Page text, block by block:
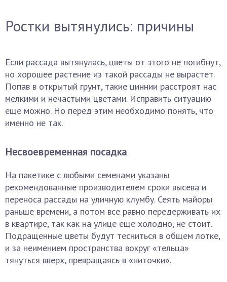
Ростки вытянулись: причины
Если рассада вытянулась, цветы от этого не погибнут,
но хорошее растение из такой рассады не вырастет.
Попав в открытый грунт, такие циннии расстроят нас
мелкими и нечастыми цветами. Исправить ситуацию
еще можно. Но перед этим необходимо понять, что
именно не так.
Несвоевременная посадка
На пакетике с любыми семенами указаны
рекомендованные производителем сроки высева и
переноса рассады на уличную клумбу. Сеять майоры
раньше времени, а потом все равно передерживать их
в квартире, так как на улице еще холодно, не стоит.
Подращенные цветы будут тесниться в общем лотке,
и за неимением пространства вокруг «тельца»
тянуться вверх, превращаясь в «ниточки».